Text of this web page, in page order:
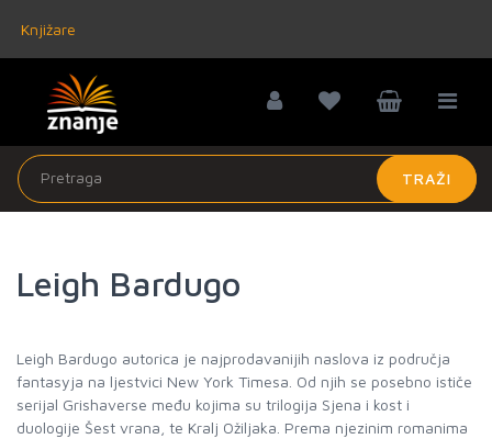
Knjižare
TRAŽI
Leigh Bardugo
Leigh Bardugo autorica je najprodavanijih naslova iz područja
fantasyja na ljestvici New York Timesa. Od njih se posebno ističe
serijal Grishaverse među kojima su trilogija Sjena i kost i
duologije Šest vrana, te Kralj Ožiljaka. Prema njezinim romanima